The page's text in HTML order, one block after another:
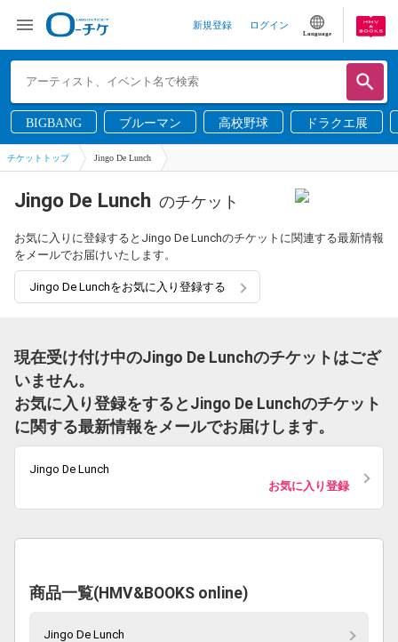
新規登録 ログイン
Language
BIGBANG ブルーマン 高校野球 ドラクエ展
チケットトップ Jingo De Lunch
Jingo De Lunch のチケット
お気に入りに登録するとJingo De Lunchのチケットに関連する最新情報
をメールでお届けいたします。
Jingo De Lunchをお気に入り登録する
現在受け付け中のJingo De Lunchのチケットはござ
いません。
お気に入り登録をするとJingo De Lunchのチケット
に関する最新情報をメールでお届けします。
Jingo De Lunch
お気に入り登録
商品一覧(HMV&BOOKS online)
Jingo De Lunch